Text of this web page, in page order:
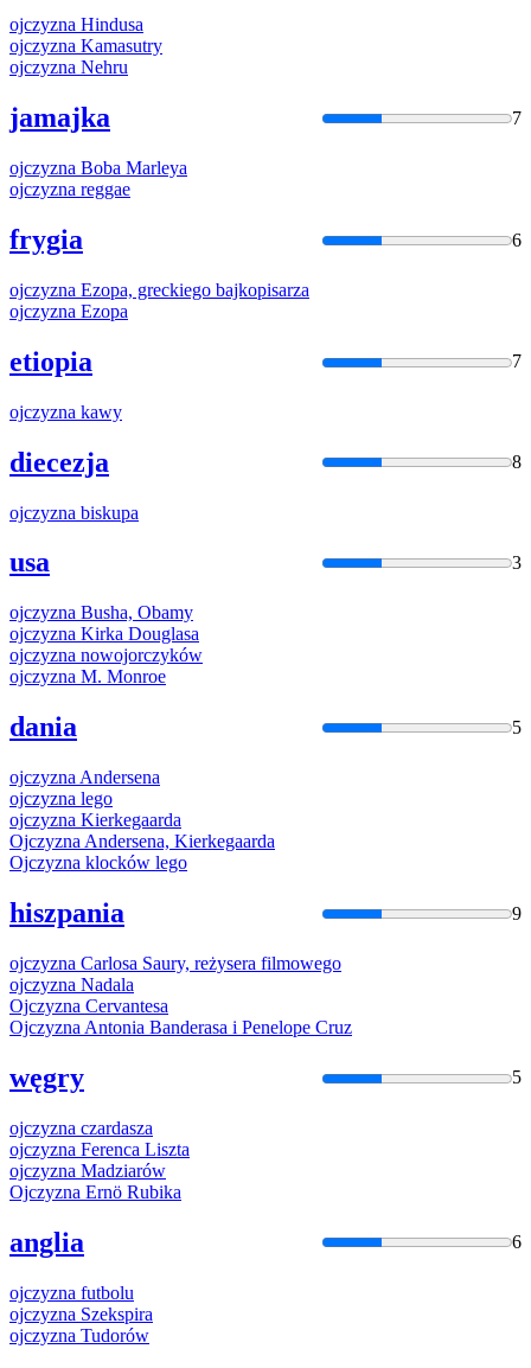
ojczyzna Hindusa
ojczyzna Kamasutry
ojczyzna Nehru
jamajka 7
ojczyzna Boba Marleya
ojczyzna reggae
frygia 6
ojczyzna Ezopa, greckiego bajkopisarza
ojczyzna Ezopa
etiopia 7
ojczyzna kawy
diecezja 8
ojczyzna biskupa
usa 3
ojczyzna Busha, Obamy
ojczyzna Kirka Douglasa
ojczyzna nowojorczyków
ojczyzna M. Monroe
dania 5
ojczyzna Andersena
ojczyzna lego
ojczyzna Kierkegaarda
Ojczyzna Andersena, Kierkegaarda
Ojczyzna klocków lego
hiszpania 9
ojczyzna Carlosa Saury, reżysera filmowego
ojczyzna Nadala
Ojczyzna Cervantesa
Ojczyzna Antonia Banderasa i Penelope Cruz
węgry 5
ojczyzna czardasza
ojczyzna Ferenca Liszta
ojczyzna Madziarów
Ojczyzna Ernö Rubika
anglia 6
ojczyzna futbolu
ojczyzna Szekspira
ojczyzna Tudorów